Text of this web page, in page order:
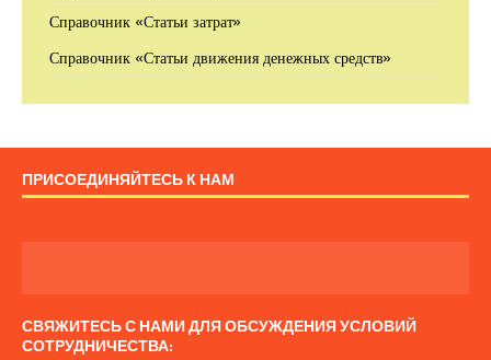
Справочник «Статьи затрат»
Справочник «Статьи движения денежных средств»
ПРИСОЕДИНЯЙТЕСЬ К НАМ
СВЯЖИТЕСЬ С НАМИ ДЛЯ ОБСУЖДЕНИЯ УСЛОВИЙ
СОТРУДНИЧЕСТВА: